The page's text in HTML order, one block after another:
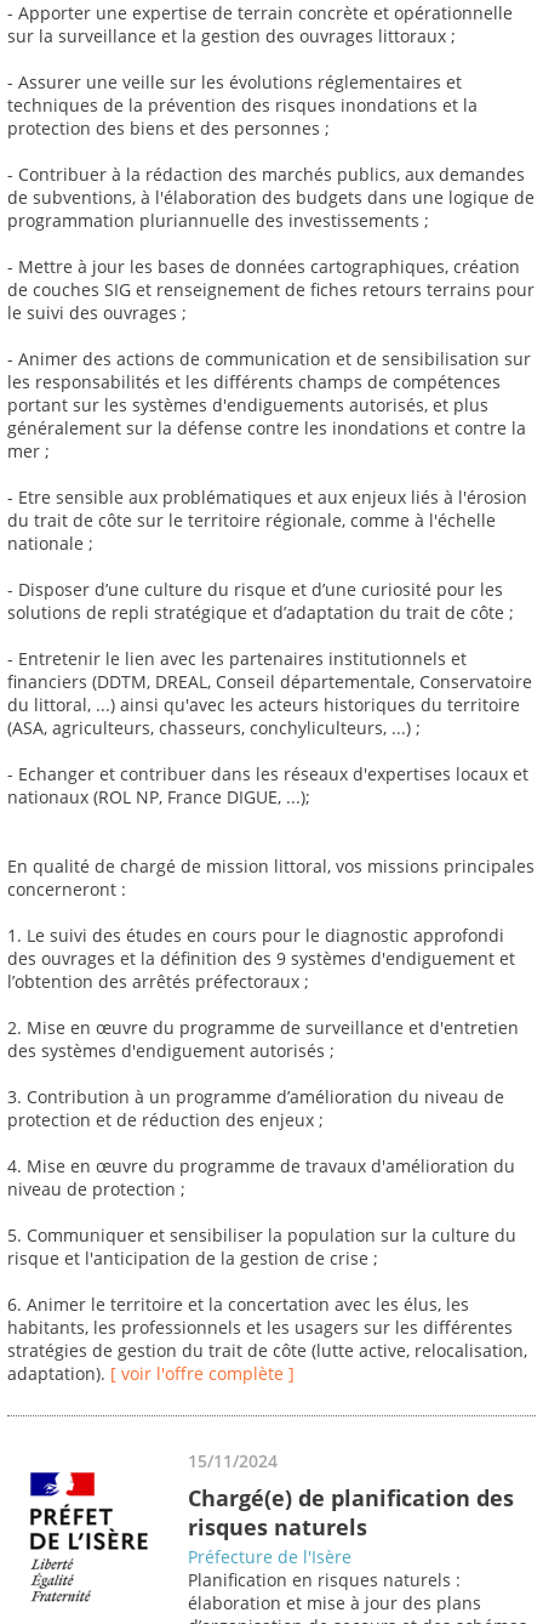
- Apporter une expertise de terrain concrète et opérationnelle
sur la surveillance et la gestion des ouvrages littoraux ;
- Assurer une veille sur les évolutions réglementaires et
techniques de la prévention des risques inondations et la
protection des biens et des personnes ;
- Contribuer à la rédaction des marchés publics, aux demandes
de subventions, à l'élaboration des budgets dans une logique de
programmation pluriannuelle des investissements ;
- Mettre à jour les bases de données cartographiques, création
de couches SIG et renseignement de fiches retours terrains pour
le suivi des ouvrages ;
- Animer des actions de communication et de sensibilisation sur
les responsabilités et les différents champs de compétences
portant sur les systèmes d'endiguements autorisés, et plus
généralement sur la défense contre les inondations et contre la
mer ;
- Etre sensible aux problématiques et aux enjeux liés à l'érosion
du trait de côte sur le territoire régionale, comme à l'échelle
nationale ;
- Disposer d’une culture du risque et d’une curiosité pour les
solutions de repli stratégique et d’adaptation du trait de côte ;
- Entretenir le lien avec les partenaires institutionnels et
financiers (DDTM, DREAL, Conseil départementale, Conservatoire
du littoral, ...) ainsi qu'avec les acteurs historiques du territoire
(ASA, agriculteurs, chasseurs, conchyliculteurs, ...) ;
- Echanger et contribuer dans les réseaux d'expertises locaux et
nationaux (ROL NP, France DIGUE, ...);
En qualité de chargé de mission littoral, vos missions principales
concerneront :
1. Le suivi des études en cours pour le diagnostic approfondi
des ouvrages et la définition des 9 systèmes d'endiguement et
l’obtention des arrêtés préfectoraux ;
2. Mise en œuvre du programme de surveillance et d'entretien
des systèmes d'endiguement autorisés ;
3. Contribution à un programme d’amélioration du niveau de
protection et de réduction des enjeux ;
4. Mise en œuvre du programme de travaux d'amélioration du
niveau de protection ;
5. Communiquer et sensibiliser la population sur la culture du
risque et l'anticipation de la gestion de crise ;
6. Animer le territoire et la concertation avec les élus, les
habitants, les professionnels et les usagers sur les différentes
stratégies de gestion du trait de côte (lutte active, relocalisation,
adaptation). [ voir l'offre complète ]
15/11/2024
Chargé(e) de planification des
risques naturels
Préfecture de l'Isère
Planification en risques naturels :
élaboration et mise à jour des plans